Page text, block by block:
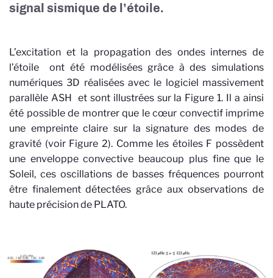
signal sismique de l’étoile.
L’excitation et la propagation des ondes internes de
l’étoile
ont été modélisées grâce à des simulations
numériques 3D réalisées avec le logiciel massivement
parallèle ASH et sont illustrées sur la Figure 1. Il a ainsi
été possible de montrer que le cœur convectif imprime
une empreinte claire sur la signature des modes de
gravité (voir Figure 2). Comme les étoiles F possèdent
une enveloppe convective beaucoup plus fine que le
Soleil, ces oscillations de basses fréquences pourront
être finalement détectées grâce aux observations de
haute précision de PLATO.